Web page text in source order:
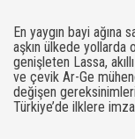
En yaygın bayi ağına
aşkın ülkede yollarda
genişleten Lassa,
ve çevik Ar-Ge
değişen
Türkiye’de ilklere